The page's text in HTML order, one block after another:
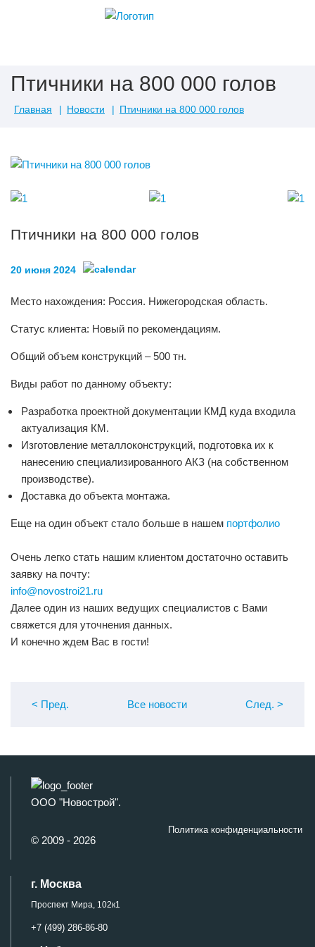
Птичники на 800 000 голов
Главная Новости Птичники на 800 000 голов
Птичники на 800 000 голов
20 июня 2024
Место нахождения: Россия. Нижегородская область.
Статус клиента: Новый по рекомендациям.
Общий объем конструкций – 500 тн.
Виды работ по данному объекту:
Разработка проектной документации КМД куда входила
актуализация КМ.
Изготовление металлоконструкций, подготовка их к
нанесению специализированного АКЗ (на собственном
производстве).
Доставка до объекта монтажа.
Еще на один объект стало больше в нашем портфолио
Очень легко стать нашим клиентом достаточно оставить
заявку на почту:
info@novostroi21.ru
Далее один из наших ведущих специалистов с Вами
свяжется для уточнения данных.
И конечно ждем Вас в гости!
< Пред. Все новости След. >
ООО "Новострой".
© 2009 - 2026
Политика конфиденциальности
г. Москва
Проспект Мира, 102к1
+7 (499) 286-86-80